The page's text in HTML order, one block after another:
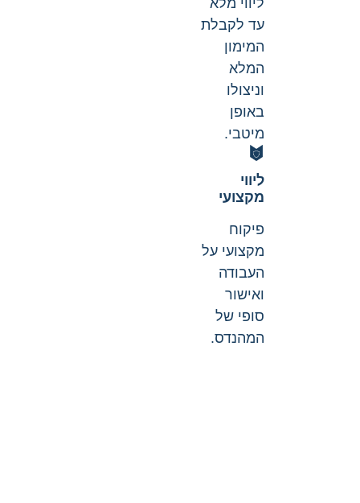
ליווי מלא
עד לקבלת
המימון
המלא
וניצולו
באופן
מיטבי.
ליווי
מקצועי
פיקוח
מקצועי על
העבודה
ואישור
סופי של
המהנדס.